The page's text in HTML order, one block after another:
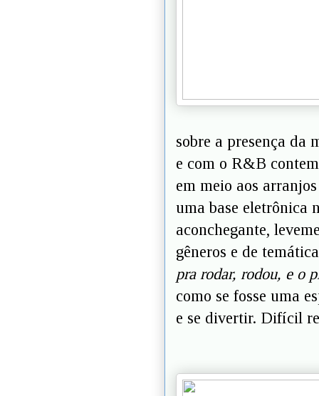
sobre a presença da
e com o R&B
em meio aos
uma base eletrônica
aconchegante,
gêneros e de
pra rodar, rodou, e o
como se fosse uma
e se divertir. Difícil